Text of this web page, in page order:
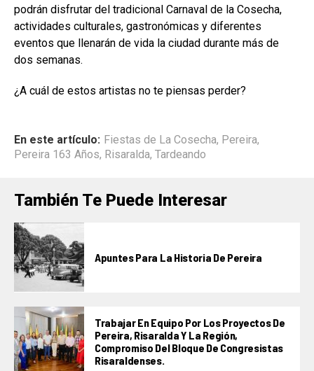
podrán disfrutar del tradicional Carnaval de la Cosecha,
actividades culturales, gastronómicas y diferentes
eventos que llenarán de vida la ciudad durante más de
dos semanas.
¿A cuál de estos artistas no te piensas perder?
En este artículo: Fiestas de La Cosecha, Pereira,
Pereira 163 Años, Risaralda, Tardeando
También Te Puede Interesar
Apuntes Para La Historia De Pereira
Trabajar En Equipo Por Los Proyectos De
Pereira, Risaralda Y La Región,
Compromiso Del Bloque De Congresistas
Risaraldenses.